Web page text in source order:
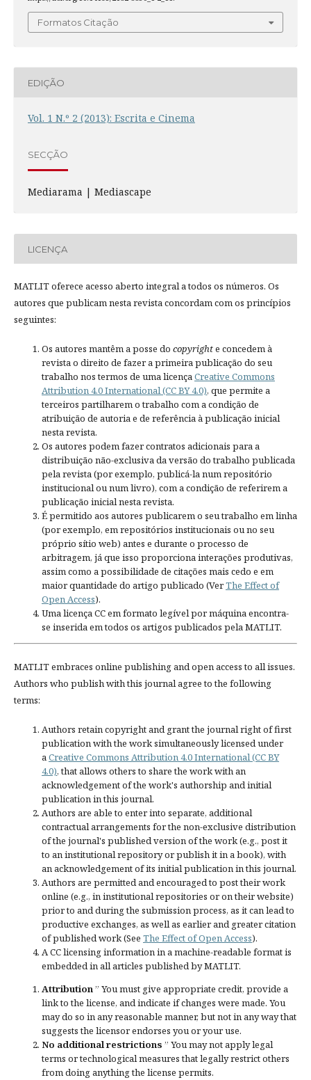
Formatos Citação
EDIÇÃO
Vol. 1 N.º 2 (2013): Escrita e Cinema
SECÇÃO
Mediarama | Mediascape
LICENÇA
MATLIT oferece acesso aberto integral a todos os números. Os
autores que publicam nesta revista concordam com os princípios
seguintes:
Os autores mantêm a posse do copyrighte concedem à
revista o direito de fazer a primeira publicação do seu
trabalho nos termos de uma licençaCreative Commons
Attribution 4.0 International (CC BY 4.0), que permite a
terceiros partilharem o trabalho com a condição de
atribuição de autoria e de referência à publicação inicial
nesta revista.
Os autores podem fazer contratos adicionais para a
distribuição não-exclusiva da versão do trabalho publicada
pela revista (por exemplo, publicá-la num repositório
institucional ou num livro), com a condição de referirem a
publicação inicial nesta revista.
É permitido aos autores publicarem o seu trabalho em linha
(por exemplo, em repositórios institucionais ou no seu
próprio sítio web) antes e durante o processo de
arbitragem, já que isso proporciona interações produtivas,
assim como a possibilidade de citações mais cedo e em
maior quantidade do artigo publicado (VerThe Effect of
Open Access).
Uma licença CC em formato legível por máquina encontra-
se inserida em todos os artigos publicados pela MATLIT.
MATLIT embraces online publishing and open access to all issues.
Authors who publish with this journal agree to the following
terms:
Authors retain copyright and grant the journal right of first
publication with the work simultaneously licensed under
aCreative Commons Attribution 4.0 International (CC BY
4.0), that allows others to share the work with an
acknowledgement of the work's authorship and initial
publication in this journal.
Authors are able to enter into separate, additional
contractual arrangements for the non-exclusive distribution
of the journal's published version of the work (e.g., post it
to an institutional repository or publish it in a book), with
an acknowledgement of its initial publication in this journal.
Authors are permitted and encouraged to post their work
online (e.g., in institutional repositories or on their website)
prior to and during the submission process, as it can lead to
productive exchanges, as well as earlier and greater citation
of published work (See The Effect of Open Access).
A CC licensing information in a machine-readable format is
embedded in all articles published by MATLIT.
Attribution” You must give appropriate credit, provide a
link to the license, andindicate if changes were made. You
may do so in any reasonable manner, but not in any way that
suggests the licensor endorses you or your use.
No additional restrictions ” You may not apply legal
terms ortechnological measuresthat legally restrict others
from doing anything the license permits.